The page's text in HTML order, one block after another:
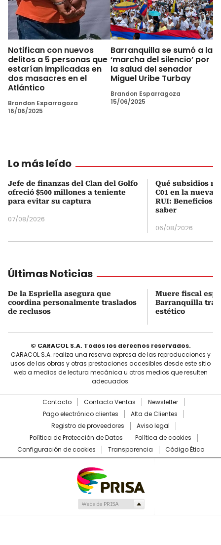
Notifican con nuevos
delitos a 5 personas que
estarían implicadas en
dos masacres en el
Atlántico
Brandon Esparragoza
16/06/2025
Barranquilla se sumó a la
‘marcha del silencio’ por
la salud del senador
Miguel Uribe Turbay
Brandon Esparragoza
15/06/2025
Lo más leído
Jefe de finanzas del Clan del Golfo
ofreció $500 millones a teniente
para evitar su captura
07/08/2026
Qué subsidios
C01 en la nueva
RUI: Beneficios
saber
06/08/2026
Últimas Noticias
De la Espriella asegura que
coordina personalmente traslados
de reclusos
Muere fiscal
Barranquilla
estético
© CARACOL S.A. Todos los derechos reservados.
CARACOL S.A. realiza una reserva expresa de las reproducciones y
usos de las obras y otras prestaciones accesibles desde este sitio
web a medios de lectura mecánica u otros medios que resulten
adecuados.
Contacto Contacto Ventas
Newsletter
Pago electrónico clientes
Alta de Clientes
Registro de proveedores
Aviso legal
Política de Protección de Datos
Política de cookies
Configuración de cookies
Transparencia Código Ético